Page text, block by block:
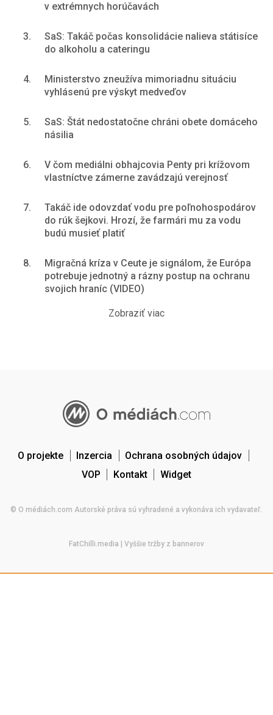
v extrémnych horúčavách
3.
SaS: Takáč počas konsolidácie nalieva státisíce
do alkoholu a cateringu
4.
Ministerstvo zneužíva mimoriadnu situáciu
vyhlásenú pre výskyt medveďov
5.
SaS: Štát nedostatočne chráni obete domáceho
násilia
6.
V čom mediálni obhajcovia Penty pri krížovom
vlastníctve zámerne zavádzajú verejnosť
7.
Takáč ide odovzdať vodu pre poľnohospodárov
do rúk šejkovi. Hrozí, že farmári mu za vodu
budú musieť platiť
8.
Migračná kríza v Ceute je signálom, že Európa
potrebuje jednotný a rázny postup na ochranu
svojich hraníc (VIDEO)
Zobraziť viac
O projekte Inzercia
Ochrana osobných údajov
VOP
Kontakt Widget
© O médiách.com Autorské práva sú vyhradené a vykonáva ich vydavateľ.
FatChilli.media | Vyššie tržby z bannerov